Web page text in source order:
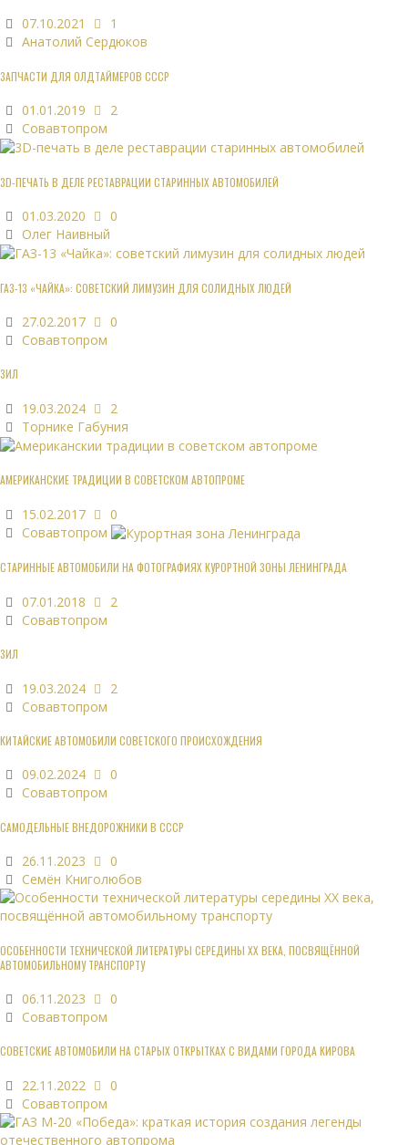
07.10.2021
1
Анатолий Сердюков
ЗАПЧАСТИ ДЛЯ ОЛДТАЙМЕРОВ СССР
01.01.2019
2
Совавтопром
3D-ПЕЧАТЬ В ДЕЛЕ РЕСТАВРАЦИИ СТАРИННЫХ АВТОМОБИЛЕЙ
01.03.2020
0
Олег Наивный
ГАЗ-13 «ЧАЙКА»: СОВЕТСКИЙ ЛИМУЗИН ДЛЯ СОЛИДНЫХ ЛЮДЕЙ
27.02.2017
0
Совавтопром
ЗИЛ
19.03.2024
2
Торнике Габуния
АМЕРИКАНСКИЕ ТРАДИЦИИ В СОВЕТСКОМ АВТОПРОМЕ
15.02.2017
0
Совавтопром
СТАРИННЫЕ АВТОМОБИЛИ НА ФОТОГРАФИЯХ КУРОРТНОЙ ЗОНЫ ЛЕНИНГРАДА
07.01.2018
2
Совавтопром
ЗИЛ
19.03.2024
2
Совавтопром
КИТАЙСКИЕ АВТОМОБИЛИ СОВЕТСКОГО ПРОИСХОЖДЕНИЯ
09.02.2024
0
Совавтопром
САМОДЕЛЬНЫЕ ВНЕДОРОЖНИКИ В СССР
26.11.2023
0
Семён Книголюбов
ОСОБЕННОСТИ ТЕХНИЧЕСКОЙ ЛИТЕРАТУРЫ СЕРЕДИНЫ XX ВЕКА, ПОСВЯЩЁННОЙ
АВТОМОБИЛЬНОМУ ТРАНСПОРТУ
06.11.2023
0
Совавтопром
СОВЕТСКИЕ АВТОМОБИЛИ НА СТАРЫХ ОТКРЫТКАХ С ВИДАМИ ГОРОДА КИРОВА
22.11.2022
0
Совавтопром